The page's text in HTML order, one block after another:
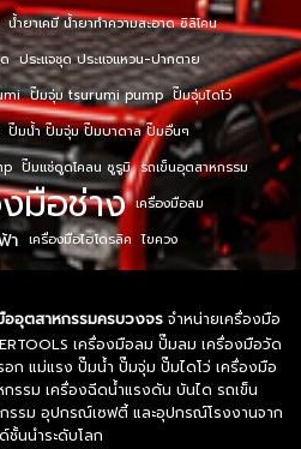
น้ำยาเคมี น้ำยาทำความสะอาด ซิลิโคน
ประแจชุด ประแจแหวน-ปากตาย
ปั๊มจุ่ม tsurumi pump ปั๊มจุ่มไดโว่
ปั๊มน้ำ ปั๊มจุ่ม ปั๊มบาดาล ปั๊มอื่นๆ
ปั๊มแช่ดูดโคลน ซูรูมิ รถเข็นอุตสาหกรรม
มือช่าง เครื่องมือลม
า เครื่องมือไฮโดรลิค ไขควง
อุตสาหกรรมครบวงจรจำหน่ายเครื่องมือ
เครื่องมือลม ปั๊มลม เครื่องมือวัด
ก แม่แรง ปั๊มน้ำ ปั๊มจุ่ม ปั๊มไดโว่ เครื่องมือ
รรม เครื่องฉีดน้ำแรงดัน บันได รถเข็น
รรม อุปกรณ์เซฟตี้ และอุปกรณ์โรงงานจาก
ชั้นนำระดับโลก